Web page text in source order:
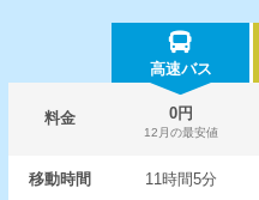
高速バス
料金 0円
12月の最安値
移動時間 11時間5分